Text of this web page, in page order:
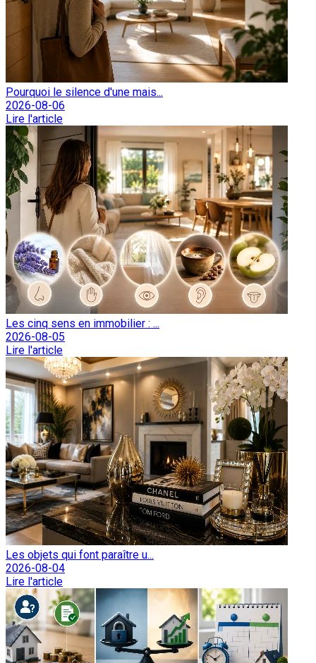
Pourquoi le silence d'une mais...
2026-08-06
Lire l'article
Les cinq sens en immobilier : ...
2026-08-05
Lire l'article
Les objets qui font paraître u...
2026-08-04
Lire l'article